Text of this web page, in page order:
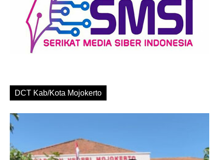
DCT Kab/Kota Mojokerto